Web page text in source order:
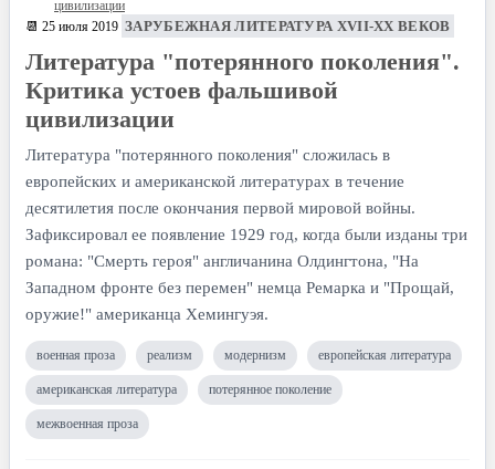
📆 25 июля 2019 ЗАРУБЕЖНАЯ ЛИТЕРАТУРА XVII-XX ВЕКОВ
Литература "потерянного поколения".
Критика устоев фальшивой
цивилизации
Литература "потерянного поколения" сложилась в
европейских и американской литературах в течение
десятилетия после окончания первой мировой войны.
Зафиксировал ее появление 1929 год, когда были изданы три
романа: "Смерть героя" англичанина Олдингтона, "На
Западном фронте без перемен" немца Ремарка и "Прощай,
оружие!" американца Хемингуэя.
военная проза реализм модернизм европейская литература
американская литература потерянное поколение
межвоенная проза